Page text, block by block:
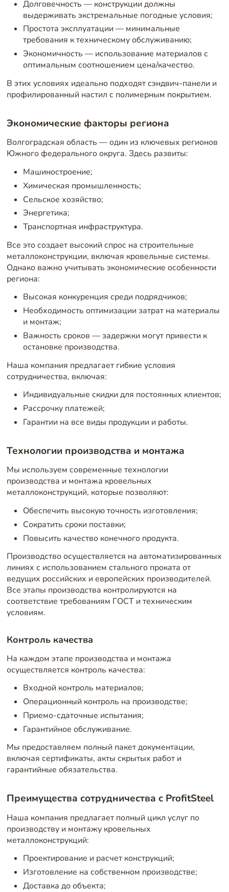
Долговечность — конструкции должны
выдерживать экстремальные погодные условия;
Простота эксплуатации — минимальные
требования к техническому обслуживанию;
Экономичность — использование материалов с
оптимальным соотношением цена/качество.
В этих условиях идеально подходят сэндвич-панели и
профилированный настил с полимерным покрытием.
Экономические факторы региона
Волгоградская область — один из ключевых регионов
Южного федерального округа. Здесь развиты:
Машиностроение;
Химическая промышленность;
Сельское хозяйство;
Энергетика;
Транспортная инфраструктура.
Все это создает высокий спрос на строительные
металлоконструкции, включая кровельные системы.
Однако важно учитывать экономические особенности
региона:
Высокая конкуренция среди подрядчиков;
Необходимость оптимизации затрат на материалы
и монтаж;
Важность сроков — задержки могут привести к
остановке производства.
Наша компания предлагает гибкие условия
сотрудничества, включая:
Индивидуальные скидки для постоянных клиентов;
Рассрочку платежей;
Гарантии на все виды продукции и работы.
Технологии производства и монтажа
Мы используем современные технологии
производства и монтажа кровельных
металлоконструкций, которые позволяют:
Обеспечить высокую точность изготовления;
Сократить сроки поставки;
Повысить качество конечного продукта.
Производство осуществляется на автоматизированных
линиях с использованием стального проката от
ведущих российских и европейских производителей.
Все этапы производства контролируются на
соответствие требованиям ГОСТ и техническим
условиям.
Контроль качества
На каждом этапе производства и монтажа
осуществляется контроль качества:
Входной контроль материалов;
Операционный контроль на производстве;
Приемо-сдаточные испытания;
Гарантийное обслуживание.
Мы предоставляем полный пакет документации,
включая сертификаты, акты скрытых работ и
гарантийные обязательства.
Преимущества сотрудничества с ProfitSteel
Наша компания предлагает полный цикл услуг по
производству и монтажу кровельных
металлоконструкций:
Проектирование и расчет конструкций;
Изготовление на собственном производстве;
Доставка до объекта;